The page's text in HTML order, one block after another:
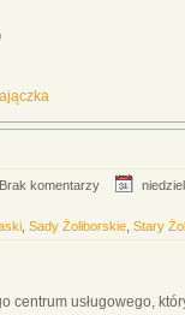
Brak komentarzy
Sady Żoliborskie Stary
centrum usługowego,